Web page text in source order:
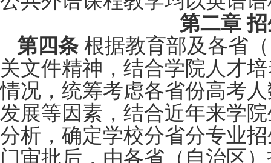
第二章
第四条根据教育部及各省
关文件精神，结合学院人才
情况，统筹考虑各省份高考
发展等因素，结合近年来学
分析，确定学校分省分专业
门审批后，由各省（自治区